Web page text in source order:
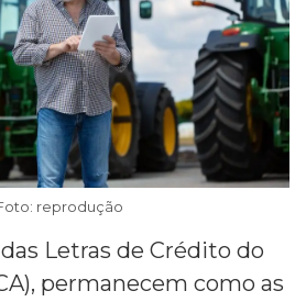
reprodução
Letras de Crédito do
permanecem como as